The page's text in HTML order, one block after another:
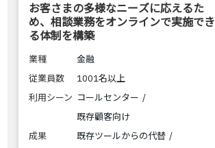
お客さまの多様なニーズに応えるた
め、相談業務をオンラインで実施でき
る体制を構築
業種
金融
従業員数
1001名以上
利用シーン コールセンター
既存顧客向け
成果
既存ツールからの代替